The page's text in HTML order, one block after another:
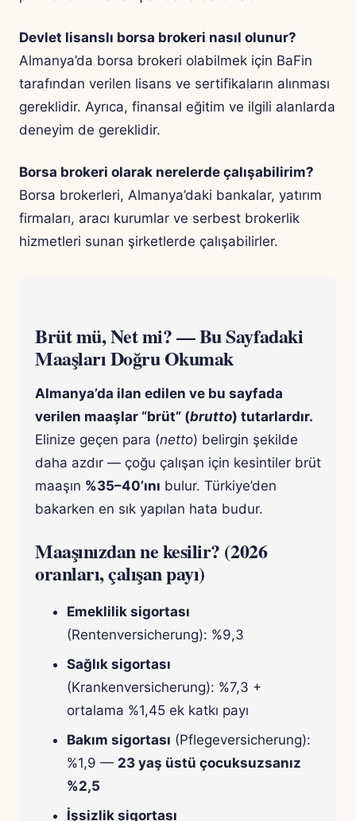
Devlet lisanslı borsa brokeri nasıl olunur?
Almanya’da borsa brokeri olabilmek için BaFin
tarafından verilen lisans ve sertifikaların alınması
gereklidir. Ayrıca, finansal eğitim ve ilgili alanlarda
deneyim de gereklidir.
Borsa brokeri olarak nerelerde çalışabilirim?
Borsa brokerleri, Almanya’daki bankalar, yatırım
firmaları, aracı kurumlar ve serbest brokerlik
hizmetleri sunan şirketlerde çalışabilirler.
Brüt mü, Net mi? — Bu Sayfadaki
Maaşları Doğru Okumak
Almanya’da ilan edilen ve bu sayfada
verilen maaşlar “brüt” (brutto) tutarlardır.
Elinize geçen para (netto) belirgin şekilde
daha azdır — çoğu çalışan için kesintiler brüt
maaşın %35–40’ını bulur. Türkiye’den
bakarken en sık yapılan hata budur.
Maaşınızdan ne kesilir? (2026
oranları, çalışan payı)
Emeklilik sigortası
(Rentenversicherung): %9,3
Sağlık sigortası
(Krankenversicherung): %7,3 +
ortalama %1,45 ek katkı payı
Bakım sigortası (Pflegeversicherung):
%1,9 — 23 yaş üstü çocuksuzsanız
%2,5
İşsizlik sigortası